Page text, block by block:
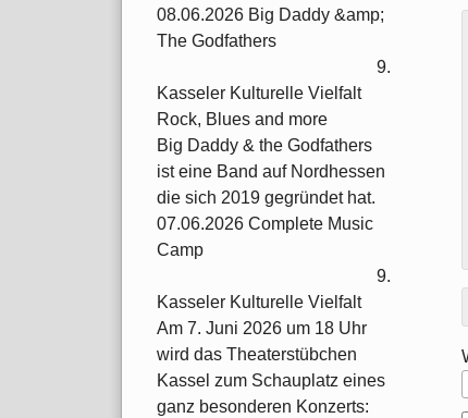
08.06.2026 Big Daddy &amp;
The Godfathers
9.
Kasseler Kulturelle Vielfalt
Rock, Blues and more
Big Daddy & the Godfathers
ist eine Band auf Nordhessen
die sich 2019 gegründet hat.
07.06.2026 Complete Music
Camp
9.
Kasseler Kulturelle Vielfalt
Am 7. Juni 2026 um 18 Uhr
wird das Theaterstübchen
Kassel zum Schauplatz eines
ganz besonderen Konzerts: